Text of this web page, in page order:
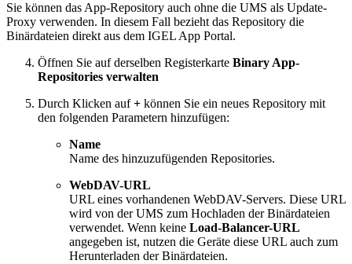
Sie können das App-Repository auch ohne die UMS als Update-
Proxy verwenden. In diesem Fall bezieht das Repository die
Binärdateien direkt aus dem IGEL App Portal.
Öffnen Sie auf derselben Registerkarte Binary App-
Repositories verwalten
Durch Klicken auf+ können Sie ein neues Repository mit
den folgenden Parametern hinzufügen:
Name
Name des hinzuzufügenden Repositories.
WebDAV-URL
URL eines vorhandenen WebDAV-Servers. Diese URL
wird von der UMS zum Hochladen der Binärdateien
verwendet. Wenn keine Load-Balancer-URL
angegeben ist, nutzen die Geräte diese URL auch zum
Herunterladen der Binärdateien.